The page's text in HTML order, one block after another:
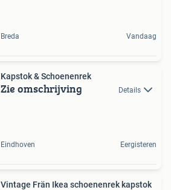
Breda Vandaag
Kapstok & Schoenenrek
Zie omschrijving Details
Eindhoven Eergisteren
Vintage Frän Ikea schoenenrek kapstok